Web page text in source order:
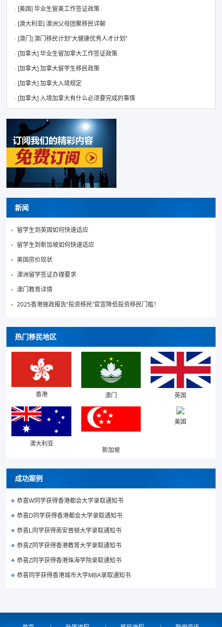
· [美国] 毕业生留美工作签证政策
· [澳大利亚] 澳洲父母团聚移民详解
· [澳门] 澳门移民计划“大健康优秀人才计划”
· [加拿大] 毕业生留加拿大工作签证政策
· [加拿大] 加拿大留学生移民政策
· [加拿大] 加拿大入境规定
· [加拿大] 入境加拿大有什么必须要完成的事情
新闻
留学生到英国如何快速适应
留学生到新加坡如何快速适应
美国房价现状
澳洲留学签证办理要求
澳门教育详情
2025香港施政报告“投资移民”官宣降低投资移民门槛！
热门移民地区
香港 澳门 英国
澳大利亚
新加坡
美国
成功案例
恭喜W同学获得香港都会大学录取通知书
恭喜D同学获得香港都会大学录取通知书
恭喜L同学获得南安普顿大学录取通知书
恭喜Z同学获得香港教育大学录取通知书
恭喜Z同学获得香港珠海学院录取通知书
恭喜同学获得香港城市大学MBA录取通知书